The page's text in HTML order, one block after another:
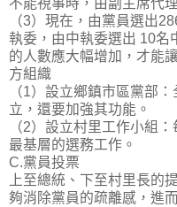
不能視事時，由副主席代
（3）現在，由黨員選出
執委，由中執委選出 10名
的人數應大幅增加，才能
方組織
（1）設立鄉鎮市區黨部
立，還要加強其功能。
（2）設立村里工作小組
最基層的選務工作。
C.黨員投票
上至總統、下至村里長的
夠消除黨員的疏離感，進